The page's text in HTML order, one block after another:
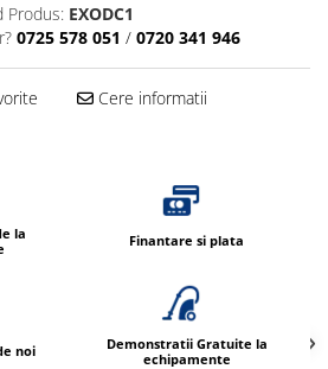
Produs: EXODC1
0725 578 051 / 0720 341 946
Cere informatii
la
Finantare si plata
noi
Demonstratii Gratuite la
echipamente